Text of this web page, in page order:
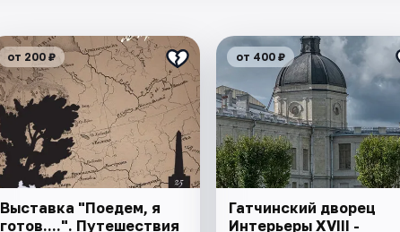
от 200 ₽
Выставка "Поедем, я
готов....". Путешествия
от 400 ₽
Гатчинский дворец
Интерьеры ХVIII -